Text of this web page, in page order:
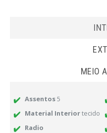
MEIO
Assentos5
Material Interiortecido
Radio